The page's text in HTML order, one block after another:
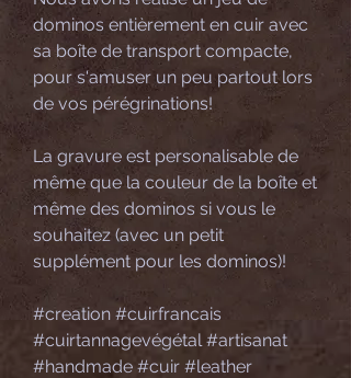
dominos entièrement en cuir avec
sa boîte de transport compacte,
pour s'amuser un peu partout lors
de vos pérégrinations!
La gravure est personalisable de
même que la couleur de la boîte et
même des dominos si vous le
souhaitez (avec un petit
supplément pour les dominos)!
#creation #cuirfrancais
#cuirtannagevégétal #artisanat
#handmade #cuir #leather